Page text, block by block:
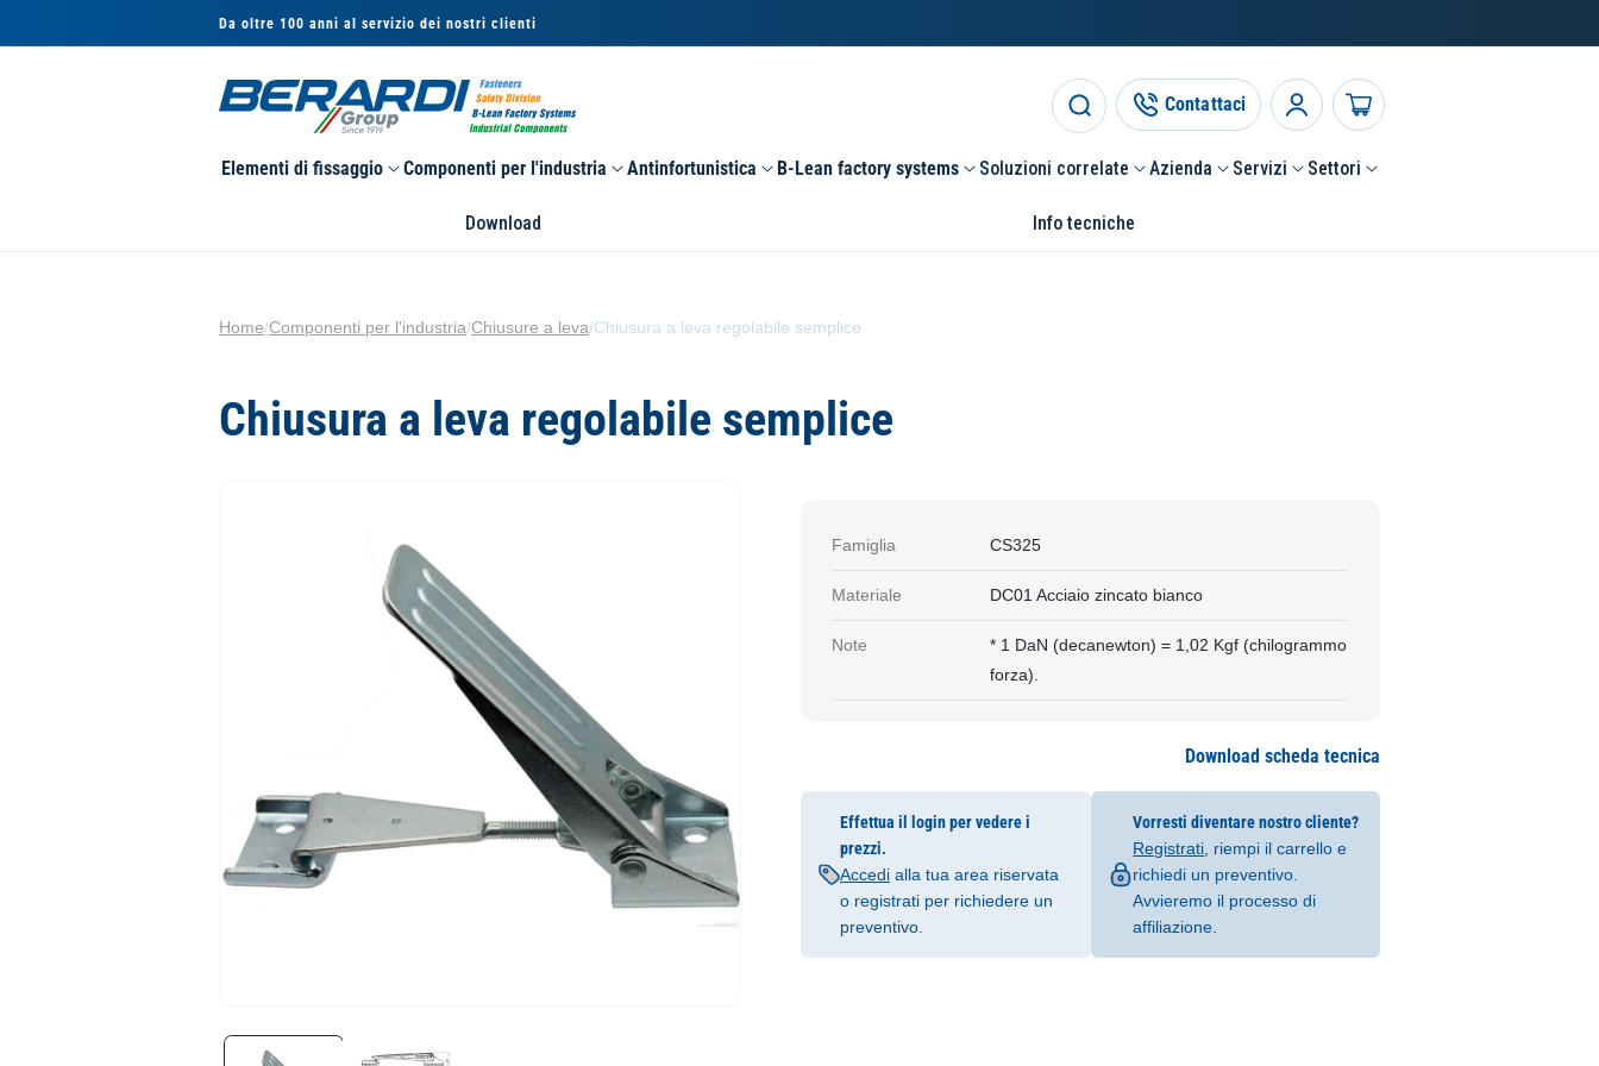
ai contenuti
Da oltre 100 anni al servizio dei nostri clienti
Elementi di fissaggio Componenti per l'industria Antinfortunistica B-Lean factory systems Soluzioni correlate Azienda Servizi Settori
Download Info tecniche
Contattaci Accedi Carrello
Home/Componenti per l'industria/Chiusure a leva/Chiusura a leva regolabile semplice
Chiusura a leva regolabile semplice
Famiglia CS325
Materiale DC01 Acciaio zincato bianco
Note
* 1 DaN (decanewton) = 1,02 Kgf (chilogrammo
forza).
Download scheda tecnica
Effettua il login per vedere i
prezzi.
Accedialla tua area riservata
o registrati per richiedere un
preventivo.
Vorresti diventare nostro cliente?
Registrati, riempi il carrello e
richiedi un preventivo.
Avvieremo il processo di
affiliazione.